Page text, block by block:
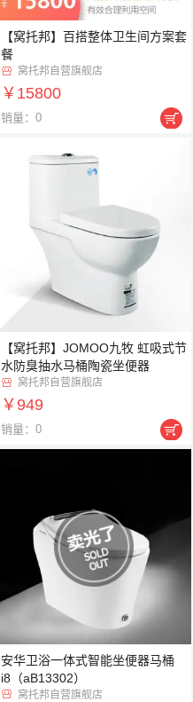
【窝托邦】百搭整体卫生间方案套
餐
 窝托邦自营旗舰店
￥15800
销量：0 
【窝托邦】JOMOO九牧 虹吸式节
水防臭抽水马桶陶瓷坐便器
 窝托邦自营旗舰店
￥949
销量：0 
安华卫浴一体式智能坐便器马桶
i8（aB13302）
 窝托邦自营旗舰店